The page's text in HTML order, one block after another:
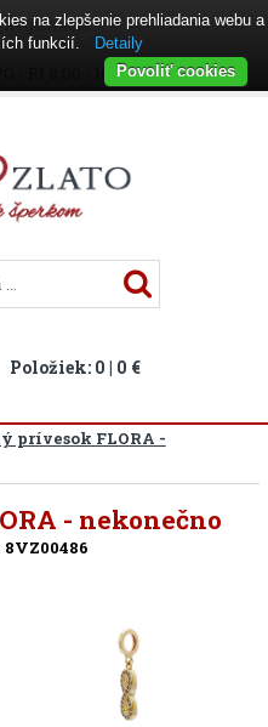
Registrácia
- PI 8:00 - 16:00 )
Položiek: 0 | 0 €
prívesok FLORA -
- nekonečno
8VZ00486
na zlepšenie prehliadania webu a
funkcií.
Detaily
Povoliť cookies